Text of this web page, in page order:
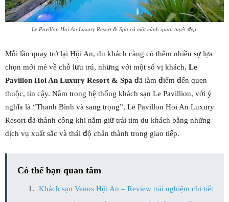
Le Pavillon Hoi An Luxury Resort & Spa có một cảnh quan tuyệt đẹp.
Mỗi lần quay trở lại Hội An, du khách càng có thêm nhiều sự lựa
chọn mới mẻ về chỗ lưu trú, nhưng với một số vị khách, Le
Pavillon Hoi An Luxury Resort & Spa đã làm điểm đến quen
thuộc, tin cậy. Nằm trong hệ thống khách sạn Le Pavillion, với ý
nghĩa là “Thanh Bình và sang trọng”, Le Pavillon Hoi An Luxury
Resort đã thành công khi nắm giữ trái tim du khách bằng những
dịch vụ xuất sắc và thái độ chân thành trong giao tiếp.
Có thể bạn quan tâm
Khách sạn Venus Hội An – Review trải nghiệm chi tiết